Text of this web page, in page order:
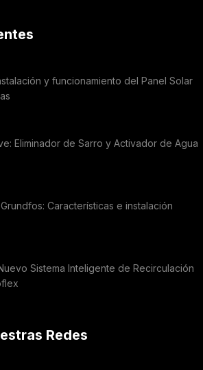
y funcionamiento del Panel Solar
Eliminador de Sarro y Activador de Agua
Características e instalación
Sistema Inteligente de Recirculación
Redes